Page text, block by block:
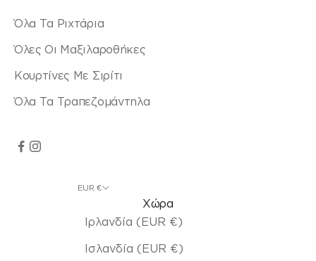
Όλα Τα Ριχτάρια
Όλες Οι Μαξιλαροθήκες
Κουρτίνες Με Σιρίτι
Όλα Τα Τραπεζομάντηλα
EUR €
Χώρα
Ιρλανδία (EUR €)
Ισλανδία (EUR €)